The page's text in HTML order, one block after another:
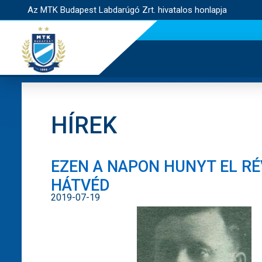
Az MTK Budapest Labdarúgó Zrt. hivatalos honlapja
HÍREK
EZEN A NAPON HUNYT EL
HÁTVÉD
2019-07-19